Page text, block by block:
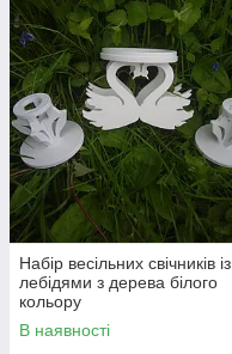
Набір весільних свічників із
лебідями з дерева білого
кольору
В наявності